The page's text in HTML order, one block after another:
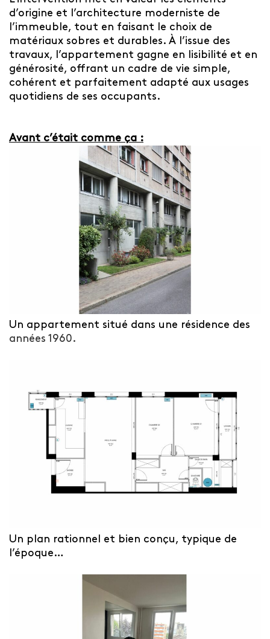
d’origine et l’architecture moderniste de
l’immeuble, tout en faisant le choix de
matériaux sobres et durables. À l’issue des
travaux, l’appartement gagne en lisibilité et en
générosité, offrant un cadre de vie simple,
cohérent et parfaitement adapté aux usages
quotidiens de ses occupants.
Avant c’était comme ça :
Un appartement situé dans une résidence des
années 1960.
Un plan rationnel et bien conçu, typique de
l’époque…